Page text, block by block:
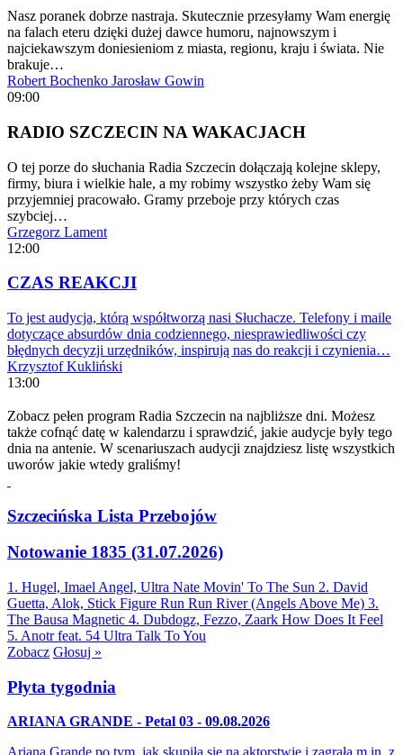
Nasz poranek dobrze nastraja. Skutecznie przesyłamy Wam energię
na falach eteru dzięki dużej dawce humoru, najnowszym i
najciekawszym doniesieniom z miasta, regionu, kraju i świata. Nie
brakuje…
Robert Bochenko Jarosław Gowin
09:00
RADIO SZCZECIN NA WAKACJACH
O tej porze do słuchania Radia Szczecin dołączają kolejne sklepy,
firmy, biura i wielkie hale, a my robimy wszystko żeby Wam się
przyjemniej pracowało. Gramy przeboje przy których czas
szybciej…
Grzegorz Lament
12:00
CZAS REAKCJI
To jest audycja, którą współtworzą nasi Słuchacze. Telefony i maile
dotyczące absurdów dnia codziennego, niesprawiedliwości czy
błędnych decyzji urzędników, inspirują nas do reakcji i czynienia…
Krzysztof Kukliński
13:00
Zobacz pełen program Radia Szczecin na najbliższe dni. Możesz
także cofnąć datę w kalendarzu i sprawdzić, jakie audycje były tego
dnia na antenie. W scenariuszach audycji znajdziesz listę wszystkich
uworów jakie wtedy graliśmy!
Szczecińska Lista Przebojów
Notowanie 1835 (31.07.2026)
1. Hugel, Imael Angel, Ultra Nate Movin' To The Sun 2. David
Guetta, Alok, Stick Figure Run Run River (Angels Above Me) 3.
The Bausa Magnetic 4. Dubdogz, Fezzo, Zaark How Does It Feel
5. Anotr feat. 54 Ultra Talk To You
Zobacz Głosuj »
Płyta tygodnia
ARIANA GRANDE - Petal 03 - 09.08.2026